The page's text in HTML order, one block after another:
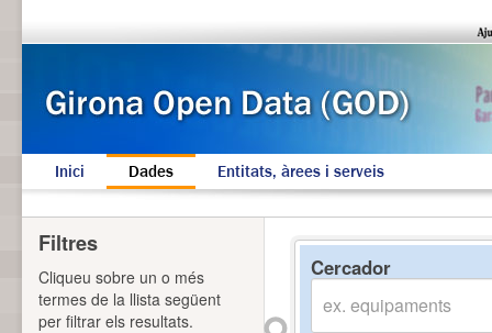
Inici Dades Entitats, àrees i serveis
Cercador
Filtres
Cliqueu sobre un o més
termes de la llista següent
per filtrar els resultats.